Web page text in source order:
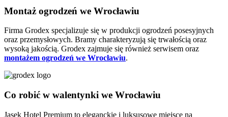
Montaż ogrodzeń we Wrocławiu
Firma Grodex specjalizuje się w produkcji ogrodzeń posesyjnych
oraz przemysłowych. Bramy charakteryzują się trwałością oraz
wysoką jakością. Grodex zajmuje się również serwisem oraz
montażem ogrodzeń we Wrocławiu.
Co robić w walentynki we Wrocławiu
Jasek Hotel Premium to eleganckie i luksusowe miejsce na